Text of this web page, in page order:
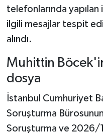
telefonlarında
ilgili mesajlar tespit
alındı.
Muhittin
dosya
İstanbul Cumhuriyet
Soruşturma
Soruşturma ve 2026/